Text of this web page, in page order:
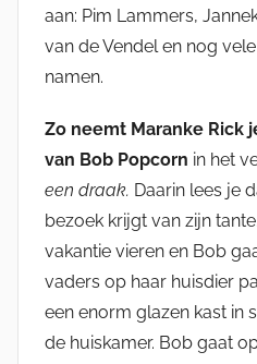
aan: Pim Lammers,
van de Vendel en nog
namen.
Zo neemt Maranke Rick
van Bob Popcorn in het
een draak. Daarin lees je
bezoek krijgt van zijn
vakantie vieren en Bob
vaders op haar huisdier
een enorm glazen kast in
de huiskamer. Bob gaat